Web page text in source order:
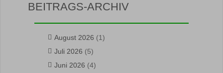
BEITRAGS-ARCHIV
August 2026 (1)
Juli 2026 (5)
Juni 2026 (4)